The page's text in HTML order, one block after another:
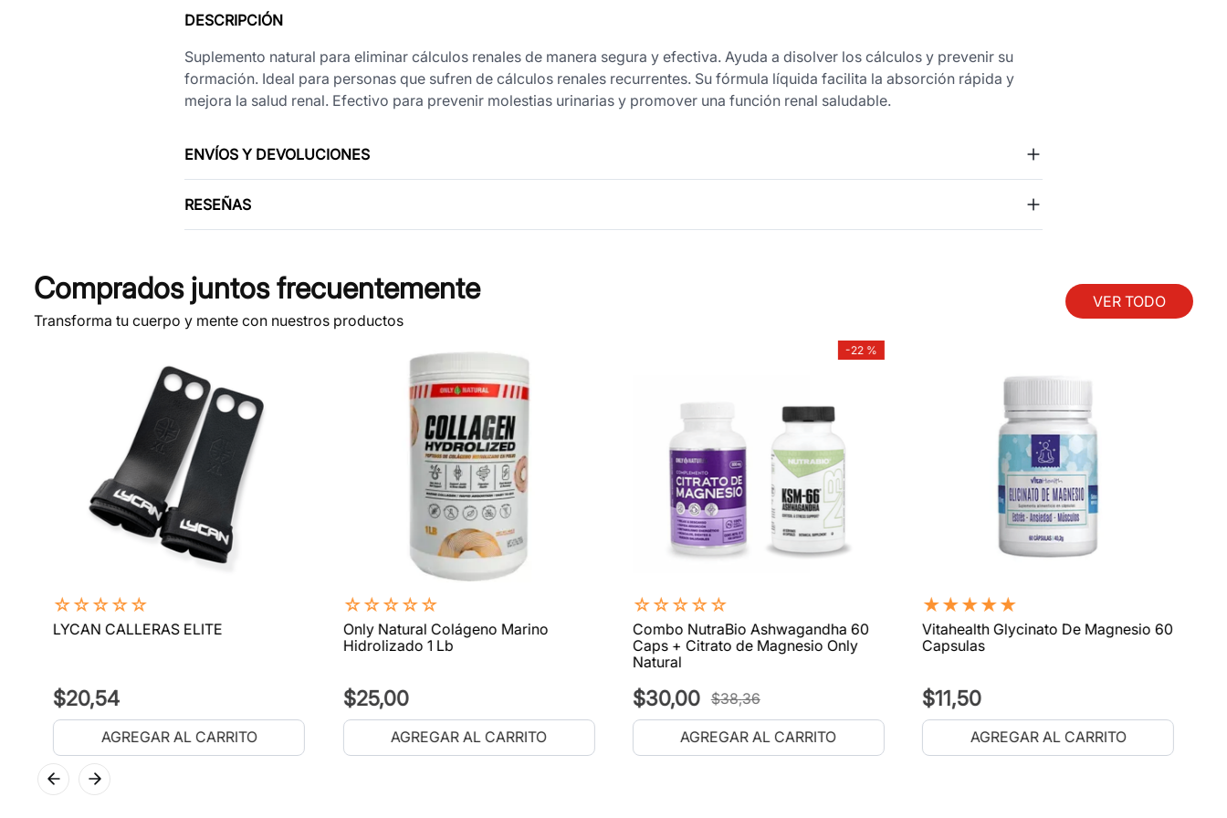
DESCRIPCIÓN
Suplemento natural para eliminar cálculos renales de manera segura y efectiva. Ayuda a disolver los cálculos y prevenir su
formación. Ideal para personas que sufren de cálculos renales recurrentes. Su fórmula líquida facilita la absorción rápida y
mejora la salud renal. Efectivo para prevenir molestias urinarias y promover una función renal saludable.
ENVÍOS Y DEVOLUCIONES
RESEÑAS
Comprados juntos frecuentemente
Transforma tu cuerpo y mente con nuestros productos
VER TODO
☆☆☆☆☆
LYCAN CALLERAS ELITE
$20,54
AGREGAR AL CARRITO
☆☆☆☆☆
Only Natural Colágeno Marino
Hidrolizado 1 Lb
$25,00
AGREGAR AL CARRITO
-22 %
☆☆☆☆☆
Combo NutraBio Ashwagandha 60
Caps + Citrato de Magnesio Only
Natural
$30,00 $38,36
AGREGAR AL CARRITO
★★★★★
Vitahealth Glycinato De Magnesio 60
Capsulas
$11,50
AGREGAR AL CARRITO